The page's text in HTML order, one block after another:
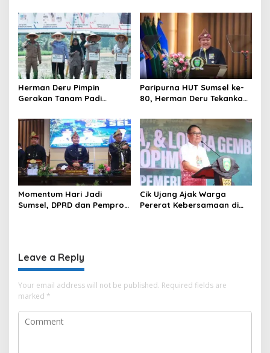
n
Manfaatnya Sangat Besar
Kelestarian Hutan
Herman Deru Pimpin
Gerakan Tanam Padi
Banyuasin Bidik Produksi 1
Juta Ton
Paripurna HUT Sumsel ke-
80, Herman Deru Tekankan
Pembangunan
Berkelanjutan
Momentum Hari Jadi
Sumsel, DPRD dan Pemprov
Cik Ujang Ajak Warga
Pererat Kebersamaan di
Leave a Reply
Your email address will not be published. Required fields are
marked *